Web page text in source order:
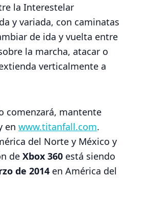
la Interestelar
y variada, con caminatas
de ida y vuelta entre
la marcha, atacar o
verticalmente a
comenzará, mantente
en www.titanfall.com.
del Norte y México y
de Xbox 360está siendo
de 2014en América del